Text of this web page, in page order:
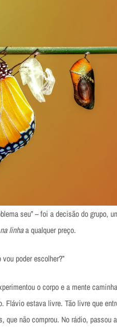
seu” – foi a decisão do grupo,
na linhaa qualquer preço.
poder escolher?”
o corpo e a mente
Flávio estava livre. Tão livre que
que não comprou. No rádio, passou